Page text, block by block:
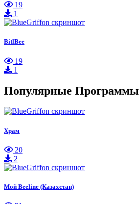
19
1
BitlBee
19
1
Популярные Программы
Храм
20
2
Мой Beeline (Казахстан)